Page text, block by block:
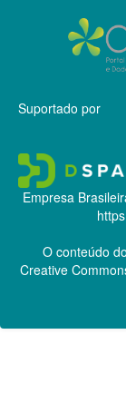
Suportado por
Empresa
O conteúdo
Creative